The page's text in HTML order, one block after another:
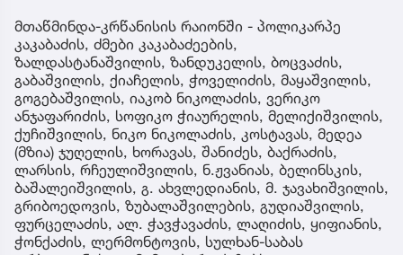
მთაწმინდა-კრწანისის რაიონში - პოლიკარპე
კაკაბაძის, ძმები კაკაბაძეების,
ზალდასტანაშვილის, ზანდუკელის, ბოცვაძის,
გაბაშვილის, ქიაჩელის, ჭოველიძის, მაყაშვილის,
გოგებაშვილის, იაკობ ნიკოლაძის, ვერიკო
ანჯაფარიძის, სოფიკო ჭიაურელის, მელიქიშვილის,
ქუჩიშვილის, ნიკო ნიკოლაძის, კოსტავას, მედეა
(მზია) ჯუღელის, ხორავას, შანიძეს, ბაქრაძის,
ლარსის, რჩეულიშვილის, ნ.ჟვანიას, ბელინსკის,
ბაშალეიშვილის, გ. ახვლედიანის, მ. ჯავახიშვილის,
გრიბოედოვის, ზუბალაშვილების, გუდიაშვილის,
ფურცელაძის, ალ. ჭავჭავაძის, ლაღიძის, ყიფიანის,
ჭონქაძის, ლერმონტოვის, სულხან-საბას